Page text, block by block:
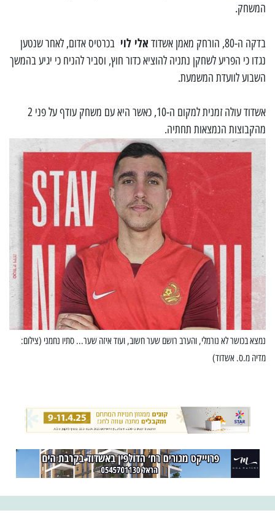
המשחק.
בדקה ה-80, הורחק מאמן אשדוד אלי לוי בכרטיס אדום, לאחר שנטען
נגדו כי הפריע לשחקן נתניה להוציא כדור חוץ, וסביר להניח כי יגיע בהמשך
השבוע לוועדת המשמעת.
אשדוד עולה זמנית למקום ה-10, כאשר היא עם משחק עודף על פני 2
מהקבוצות הנמצאות תחתיה.
נמצא בכושר לא נורמלי, והערב רושם שער חשוב, ועוד איזה שער... סתיו נחמני (צילום:
מדיה מ.ס. אשדוד)